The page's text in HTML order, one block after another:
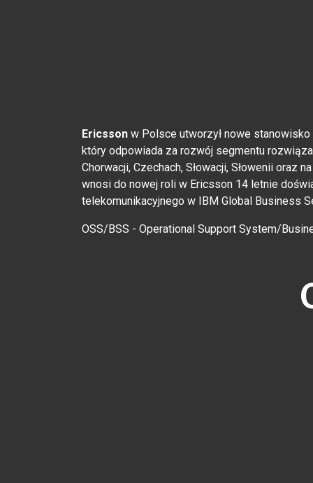
Ericsson w Polsce utworzył nowe
który odpowiada za rozwój segmentu
Chorwacji, Czechach, Słowacji, Słowenii oraz
wnosi do nowej roli w Ericsson 14 letnie
telekomunikacyjnego w IBM Global Business
OSS/BSS - Operational Support System/